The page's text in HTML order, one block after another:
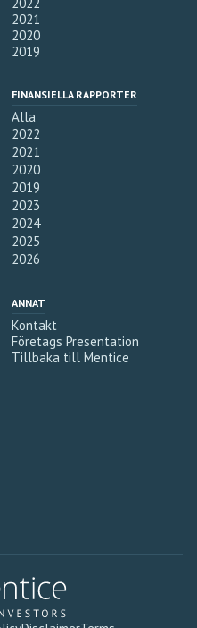
2021
2020
2019
FINANSIELLA RAPPORTER
Alla
2022
2021
2020
2019
2023
2024
2025
2026
ANNAT
Kontakt
Företags Presentation
Tillbaka till Mentice